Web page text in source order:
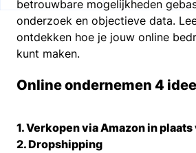
betrouwbare mogelijkheden
onderzoek en objectieve data.
ontdekken hoe je jouw online
kunt maken.
Online ondernemen 4
1. Verkopen via Amazon in plaats
2. Dropshipping